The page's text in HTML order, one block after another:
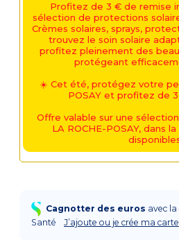
Profitez de 3 € de remise
sélection de protections
Crèmes solaires, sprays,
trouvez le soin solaire
profitez pleinement des
protégeant
☀️ Cet été, protégez votre
POSAY et profitez de
Offre valable sur une
LA ROCHE-POSAY, dans
Cagnotter des euros avec la
Santé
J’ajoute ou je crée ma carte